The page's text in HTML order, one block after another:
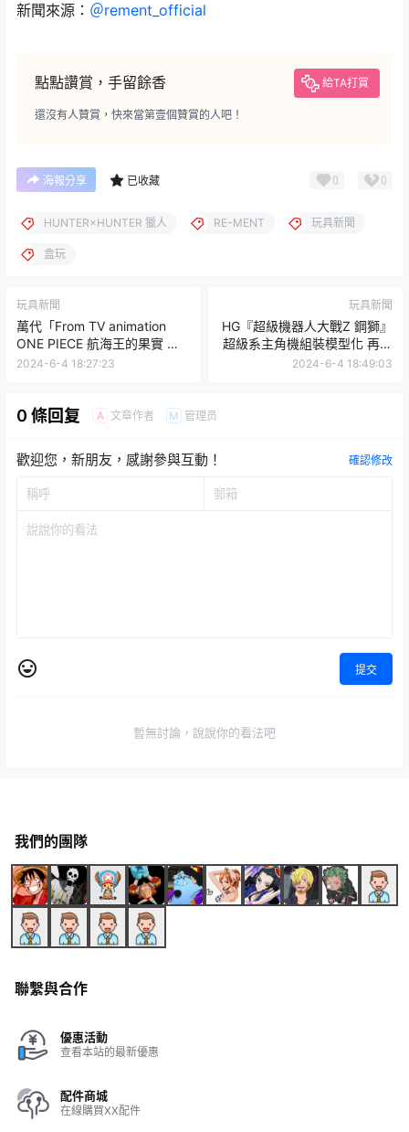
新聞來源： ＠rement_official
點點讚賞，手留餘香 給TA打賞
還沒有人贊賞，快來當第壹個贊賞的人吧！
海報分享 已收藏 0 0
HUNTER×HUNTER 獵人 RE-MENT 玩具新聞
盒玩
玩具新聞
萬代「From TV animation
ONE PIECE 航海王的果實 第
十八海戰」轉蛋
2024-6-4 18:27:23
玩具新聞
HG『超級機器人大戰Z 鋼獅』
超級系主角機組裝模型化 再現
23 公分扳手武裝、魄力戰鬥形
2024-6-4 18:49:03
0 條回复 A 文章作者 M 管理员
歡迎您，新朋友，感謝參與互動！ 確認修改
提交
暫無討論，說說你的看法吧
我們的團隊
聯繫與合作
優惠活動
查看本站的最新優惠
配件商城
在線購買XX配件